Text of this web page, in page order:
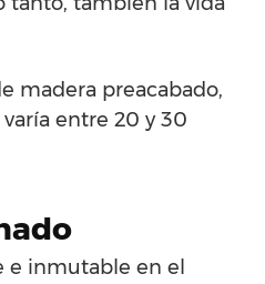
madera preacabado,
entre 20 y 30
e inmutable en el